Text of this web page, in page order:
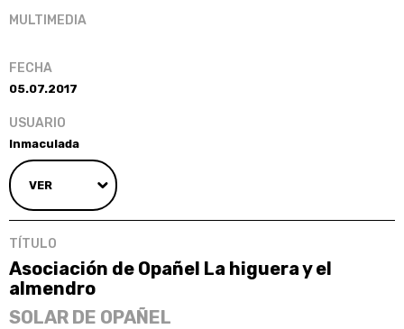
VER
05.07.2017
Inmaculada
Asociación de Opañel La higuera y el
almendro
SOLAR DE OPAÑEL